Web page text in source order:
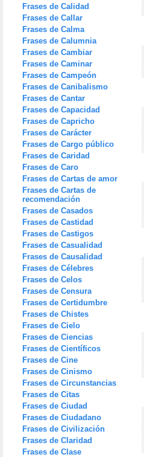
Frases de Calidad
Frases de Callar
Frases de Calma
Frases de Calumnia
Frases de Cambiar
Frases de Caminar
Frases de Campeón
Frases de Canibalismo
Frases de Cantar
Frases de Capacidad
Frases de Capricho
Frases de Carácter
Frases de Cargo público
Frases de Caridad
Frases de Caro
Frases de Cartas de amor
Frases de Cartas de
recomendación
Frases de Casados
Frases de Castidad
Frases de Castigos
Frases de Casualidad
Frases de Causalidad
Frases de Célebres
Frases de Celos
Frases de Censura
Frases de Certidumbre
Frases de Chistes
Frases de Cielo
Frases de Ciencias
Frases de Científicos
Frases de Cine
Frases de Cinismo
Frases de Circunstancias
Frases de Citas
Frases de Ciudad
Frases de Ciudadano
Frases de Civilización
Frases de Claridad
Frases de Clase